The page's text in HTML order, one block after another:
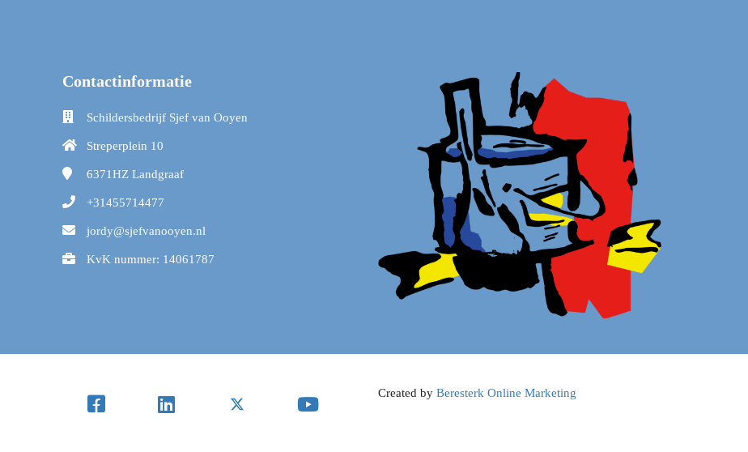
Contactinformatie
Schildersbedrijf Sjef van Ooyen
Streperplein 10
6371HZ Landgraaf
+31455714477
jordy@sjefvanooyen.nl
KvK nummer: 14061787
Created by Beresterk Online Marketing